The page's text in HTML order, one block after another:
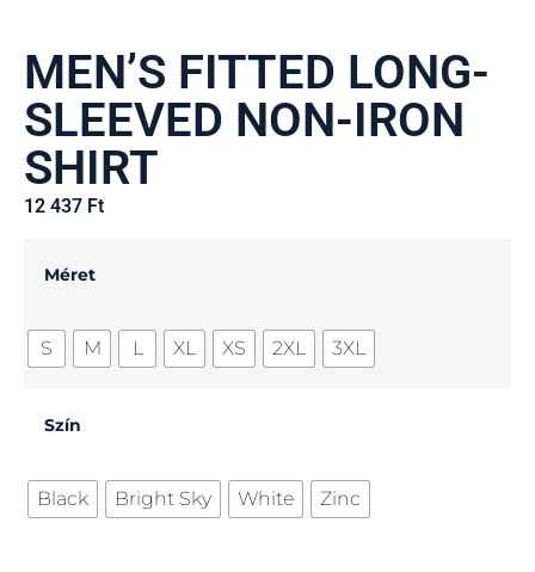
MEN’S FITTED LONG-
SLEEVED NON-IRON
SHIRT
12 437 Ft
Méret
S M L XL XS 2XL 3XL
Szín
Black Bright Sky White Zinc